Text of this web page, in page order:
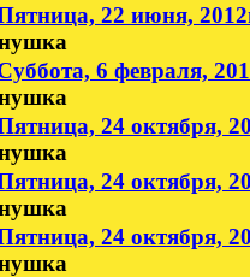
22 июня,
6 февраля,
24 октября,
24 октября,
24 октября,